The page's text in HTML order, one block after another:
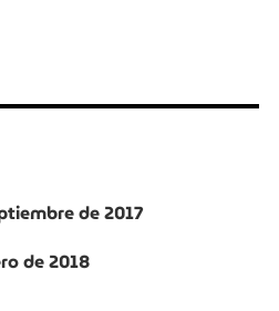
de 2017
de 2018